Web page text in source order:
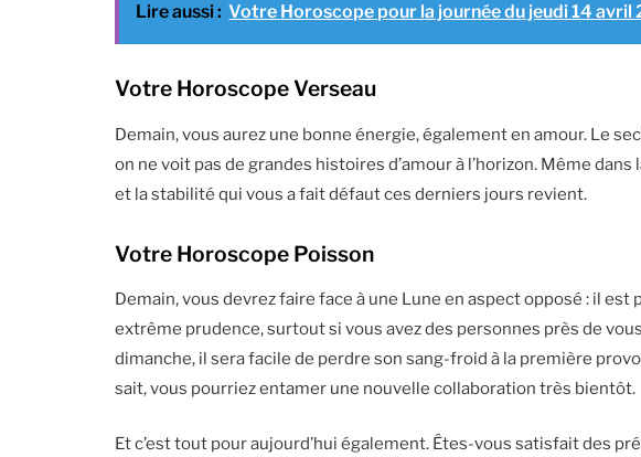
Lire aussi : Votre Horoscope pour la journée du jeudi 14 avril
Votre Horoscope Verseau
Demain, vous aurez une bonne énergie, également en amour. Le
on ne voit pas de grandes histoires d’amour à l’horizon. Même
et la stabilité qui vous a fait défaut ces derniers jours revient.
Votre Horoscope Poisson
Demain, vous devrez faire face à une Lune en aspect opposé : il est
extrême prudence, surtout si vous avez des personnes près de
dimanche, il sera facile de perdre son sang-froid à la première
sait, vous pourriez entamer une nouvelle collaboration très bientôt.
Et c’est tout pour aujourd’hui également. Êtes-vous satisfait des